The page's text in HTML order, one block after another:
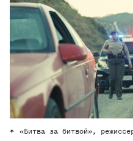
«Битва за битвой»,